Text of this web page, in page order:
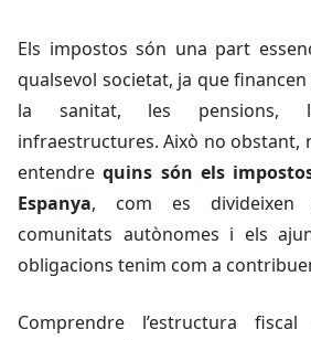
Els impostos són una part
qualsevol societat, ja que
la sanitat, les pensions,
infraestructures. Això no obstant,
entendrequins són els
Espanya, com es divideixen
comunitats autònomes i els
obligacions tenim com a
Comprendre l’estructura